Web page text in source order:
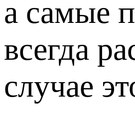
а самые
всегда
случае